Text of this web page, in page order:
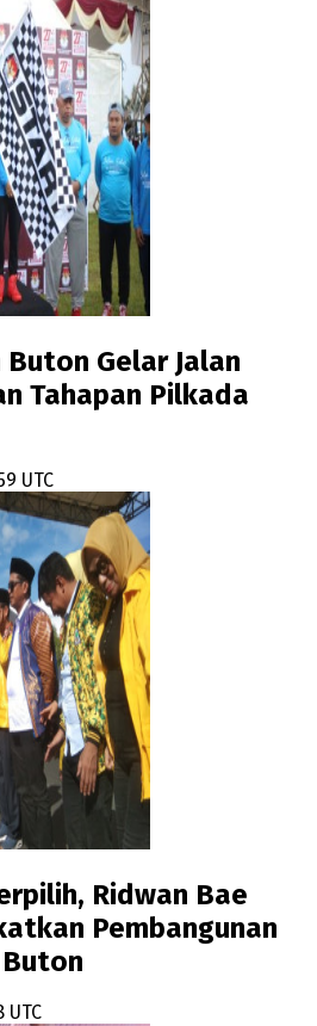
Gelar Jalan
Tahapan Pilkada
UTC
Ridwan Bae
Pembangunan
UTC